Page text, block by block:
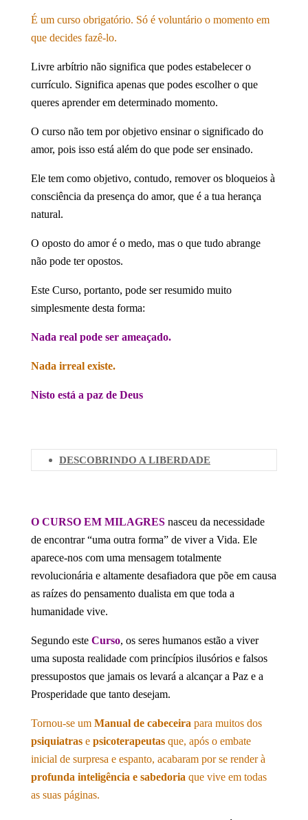
É um curso obrigatório. Só é voluntário o momento em
que decides fazê-lo.
Livre arbítrio não significa que podes estabelecer o
currículo. Significa apenas que podes escolher o que
queres aprender em determinado momento.
O curso não tem por objetivo ensinar o significado do
amor, pois isso está além do que pode ser ensinado.
Ele tem como objetivo, contudo, remover os bloqueios à
consciência da presença do amor, que é a tua herança
natural.
O oposto do amor é o medo, mas o que tudo abrange
não pode ter opostos.
Este Curso, portanto, pode ser resumido muito
simplesmente desta forma:
Nada real pode ser ameaçado.
Nada irreal existe.
Nisto está a paz de Deus
DESCOBRINDO A LIBERDADE
O CURSO EM MILAGRES nasceu da necessidade
de encontrar “uma outra forma” de viver a Vida. Ele
aparece-nos com uma mensagem totalmente
revolucionária e altamente desafiadora que põe em causa
as raízes do pensamento dualista em que toda a
humanidade vive.
Segundo este Curso, os seres humanos estão a viver
uma suposta realidade com princípios ilusórios e falsos
pressupostos que jamais os levará a alcançar a Paz e a
Prosperidade que tanto desejam.
Tornou-se um Manual de cabeceira para muitos dos
psiquiatras e psicoterapeutas que, após o embate
inicial de surpresa e espanto, acabaram por se render à
profunda inteligência e sabedoria que vive em todas
as suas páginas.